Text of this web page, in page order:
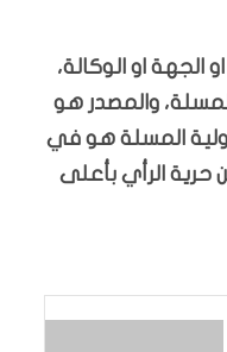
الجهة او الوكالة،
والمصدر هو
المسلة هو في
حرية الرأي بأعلى